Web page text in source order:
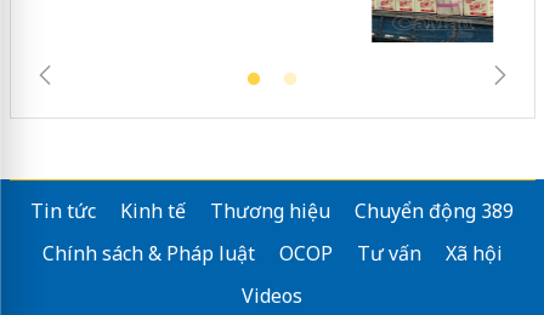
Tin tức Kinh tế Thương hiệu
Chuyển động 389
Chính sách & Pháp luật
OCOP Tư vấn
Xã hội
Videos